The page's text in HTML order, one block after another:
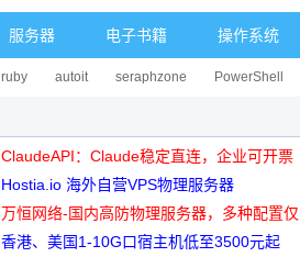
服务器 电子书籍 操作系统
ruby autoit seraphzone PowerShell
ClaudeAPI：Claude稳定直连，企业可开票
Hostia.io 海外自营VPS物理服务器
万恒网络-国内高防物理服务器，多种配置仅
99元/月起
香港、美国1-10G口宿主机低至3500元起